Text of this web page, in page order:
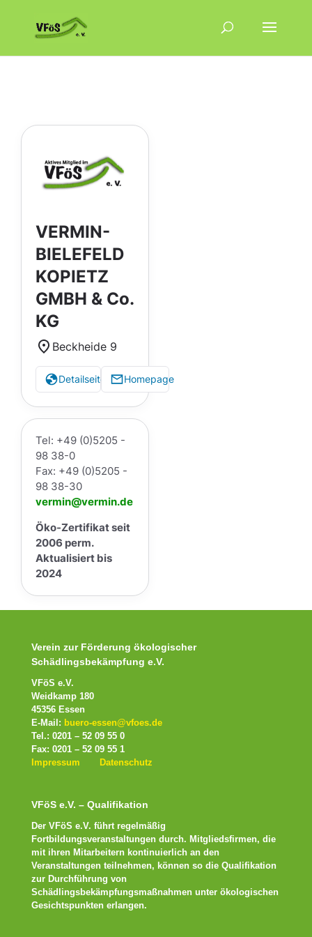
VERMIN-
BIELEFELD
KOPIETZ
GMBH & Co.
KG
Beckheide 9
Detailseite Homepage
Tel: +49 (0)5205 -
98 38-0
Fax: +49 (0)5205 -
98 38-30
vermin@vermin.de
Öko-Zertifikat seit
2006 perm.
Aktualisiert bis
2024
Verein zur Förderung ökologischer
Schädlingsbekämpfung e.V.
VFöS e.V.
Weidkamp 180
45356 Essen
E-Mail: buero-essen@vfoes.de
Tel.: 0201 – 52 09 55 0
Fax: 0201 – 52 09 55 1
Impressum
Datenschutz
VFöS e.V. – Qualifikation
Der VFöS e.V. führt regelmäßig
Fortbildungsveranstaltungen durch. Mitgliedsfirmen, die
mit ihren Mitarbeitern kontinuierlich an den
Veranstaltungen teilnehmen, können so die Qualifikation
zur Durchführung von
Schädlingsbekämpfungsmaßnahmen unter ökologischen
Gesichtspunkten erlangen.